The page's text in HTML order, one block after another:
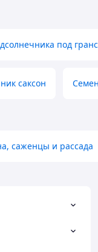
под
саксон
саженцы и рассада